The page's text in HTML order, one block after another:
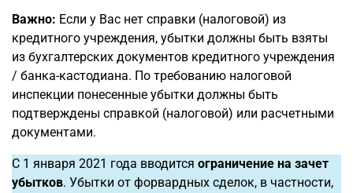
Важно: Если у Вас нет справки (налоговой) из
кредитного учреждения, убытки должны быть взяты
из бухгалтерских документов кредитного учреждения
/ банка-кастодиана. По требованию налоговой
инспекции понесенные убытки должны быть
подтверждены справкой (налоговой) или расчетными
документами.
С 1 января 2021 года вводится ограничение на зачет
убытков. Убытки от форвардных сделок, в частности,